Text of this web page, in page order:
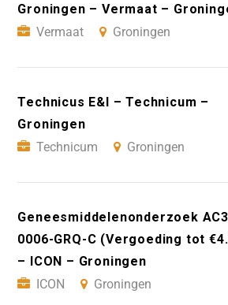
Groningen – Vermaat –
Vermaat
Groningen
Technicus E&I – Technicum –
Groningen
Technicum
Groningen
Geneesmiddelenonderzoek
0006-GRQ-C (Vergoeding tot
– ICON – Groningen
ICON
Groningen